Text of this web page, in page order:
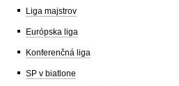
Liga majstrov
Európska liga
Konferenčná liga
SP v biatlone